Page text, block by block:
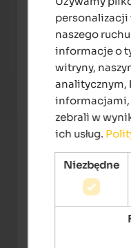
Landhaus Fux
Welcome to Vetzan in
gates of Meran - with
area and an extensive
personalizacji
naszego
informacje o
witryny,
analitycznym,
informacjami,
zebrali w
ich usług.
Niezbędne